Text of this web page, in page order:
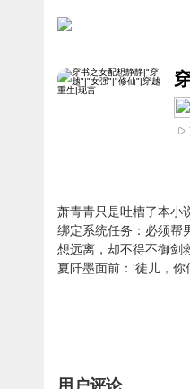
萧青青只是吐槽了本小
绑定系统任务：必须帮
想远离，却不得不御剑
夏阡墨面前：'徒儿，
用户评论